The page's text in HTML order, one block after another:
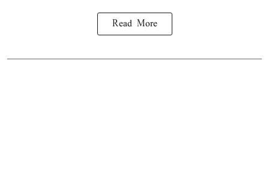
Read More